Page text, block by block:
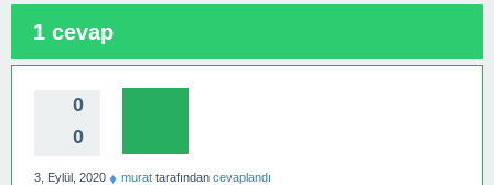
1 cevap
0
0
3, Eylül, 2020 ♦ murat tarafından cevaplandı